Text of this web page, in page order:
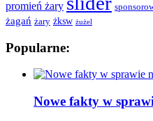
promień żary
żagań żary żksw żużel
Popularne:
Nowe fakty w